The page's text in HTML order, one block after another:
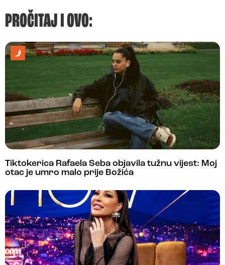
PROČITAJ I OVO:
Tiktokerica Rafaela Seba objavila tužnu vijest: Moj
otac je umro malo prije Božića